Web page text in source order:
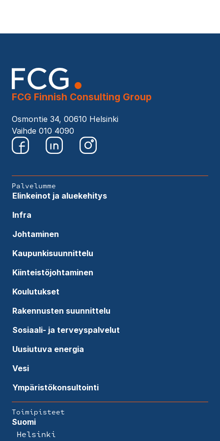
FCG Finnish Consulting Group
Osmontie 34, 00610 Helsinki
Vaihde 010 4090
Palvelumme
Elinkeinot ja aluekehitys
Infra
Johtaminen
Kaupunkisuunnittelu
Kiinteistöjohtaminen
Koulutukset
Rakennusten suunnittelu
Sosiaali- ja terveyspalvelut
Uusiutuva energia
Vesi
Ympäristökonsultointi
Toimipisteet
Suomi
Helsinki